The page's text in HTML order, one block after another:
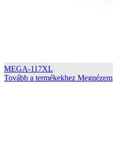
MEGA-117XL
Tovább a termékekhez Megnézem